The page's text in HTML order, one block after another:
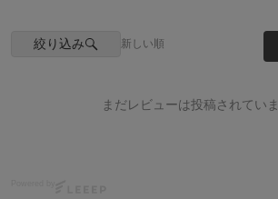
絞り込み 新しい順
まだレビューは投稿されてい